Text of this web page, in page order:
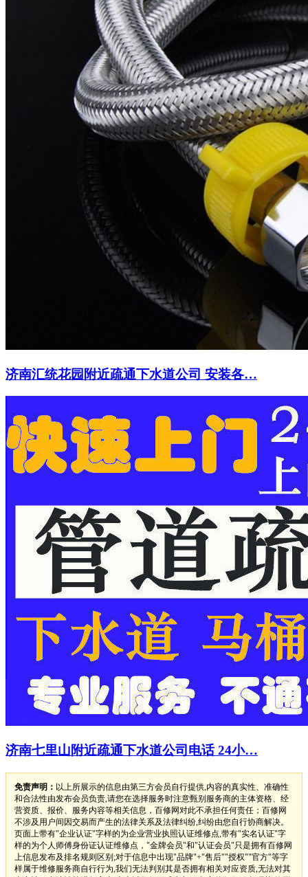
济南汇统花园附近疏通下水道公司 安装各…
济南七里山附近疏通下水道公司电话 24小…
免责声明： 以上所展示的信息由第三方会员自行提供,内容的真实性、准确性
和合法性由发布会员负责,请您在选择服务时注意甄别服务商的主体资格、经
营资质、报价、服务内容等相关信息，百修网对此不承担任何责任；百修网
不涉及用户间因交易而产生的法律关系及法律纠纷,纠纷由您自行协商解决。
页面上带有"企业认证"字样的为企业营业执照认证维修点,带有"实名认证"字
样的为个人师傅身份证认证维修点，"金牌会员"和"认证会员"只是拥有百修网
上信息发布及排名规则区别;对于信息中出现"品牌"+"售后""授权""官方"等字
样属于维修服务商自行行为,我们无法判别其是否拥有相关对应资质,无法对其